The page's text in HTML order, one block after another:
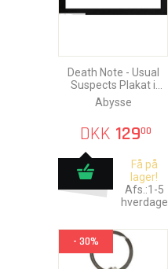
Death Note - Usual
Suspects Plakat i
Ramme 30x40cm
Abysse
DKK 12900
Få på
lager!
Afs.:1-5
hverdage
- 30%